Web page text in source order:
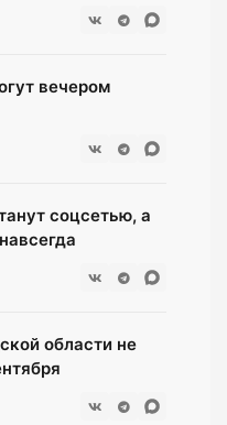
вечером
соцсетью, а
области не